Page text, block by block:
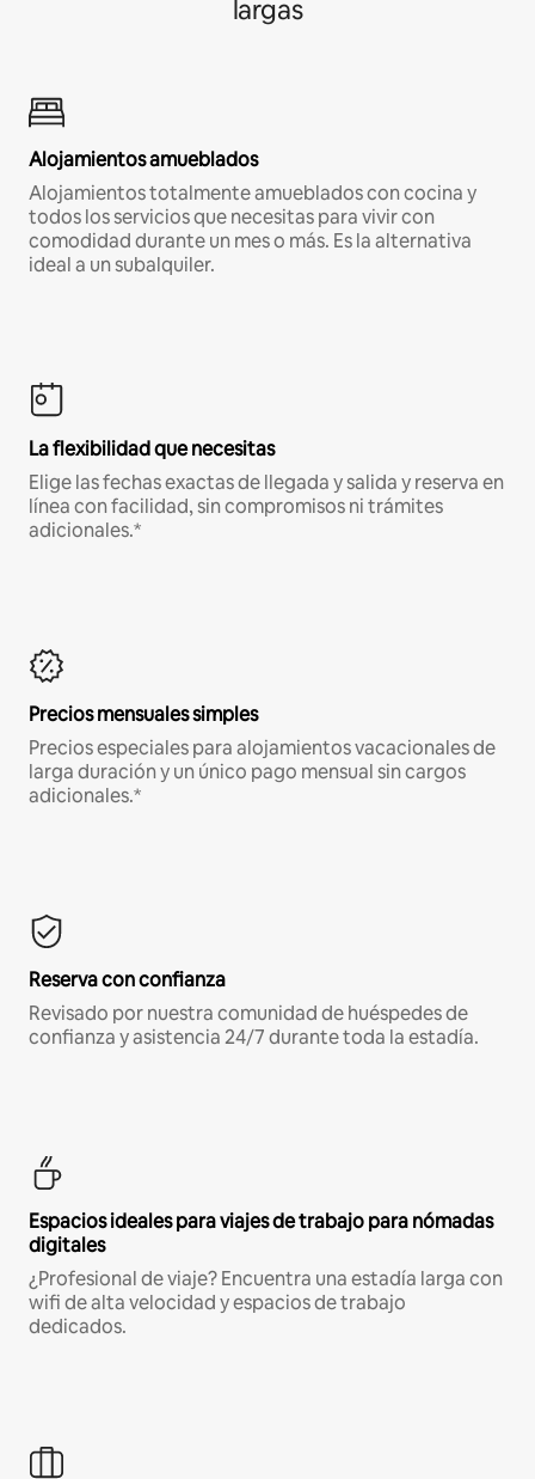
largas
Alojamientos amueblados
Alojamientos totalmente amueblados con cocina y
todos los servicios que necesitas para vivir con
comodidad durante un mes o más. Es la alternativa
ideal a un subalquiler.
La flexibilidad que necesitas
Elige las fechas exactas de llegada y salida y reserva en
línea con facilidad, sin compromisos ni trámites
adicionales.*
Precios mensuales simples
Precios especiales para alojamientos vacacionales de
larga duración y un único pago mensual sin cargos
adicionales.*
Reserva con confianza
Revisado por nuestra comunidad de huéspedes de
confianza y asistencia 24/7 durante toda la estadía.
Espacios ideales para viajes de trabajo para nómadas
digitales
¿Profesional de viaje? Encuentra una estadía larga con
wifi de alta velocidad y espacios de trabajo
dedicados.